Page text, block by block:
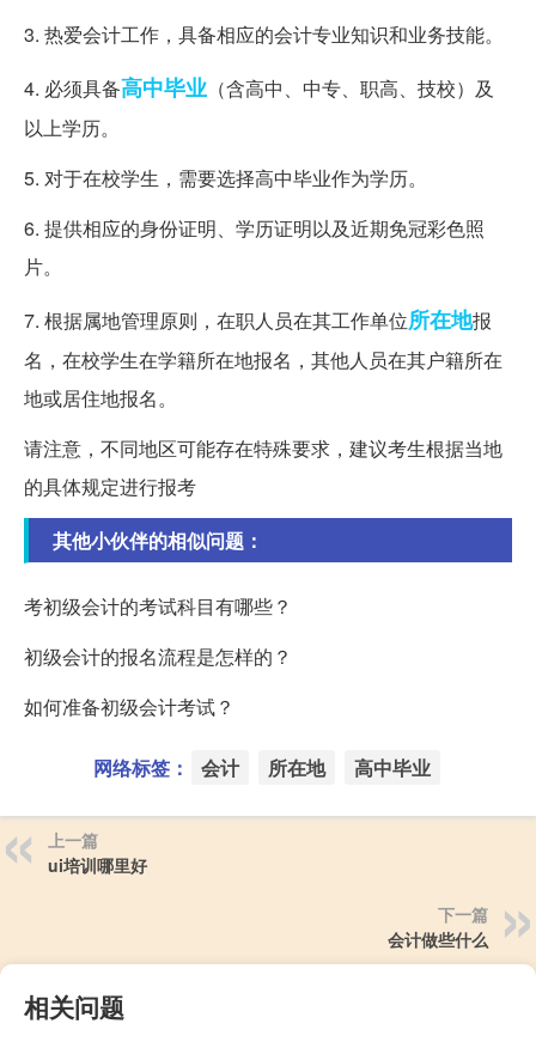
3. 热爱会计工作，具备相应的会计专业知识和业务技能。
4. 必须具备高中毕业 （含高中、中专、职高、技校）及
以上学历。
5. 对于在校学生，需要选择高中毕业作为学历。
6. 提供相应的身份证明、学历证明以及近期免冠彩色照
片。
7. 根据属地管理原则，在职人员在其工作单位所在地报
名，在校学生在学籍所在地报名，其他人员在其户籍所在
地或居住地报名。
请注意，不同地区可能存在特殊要求，建议考生根据当地
的具体规定进行报考
其他小伙伴的相似问题：
考初级会计的考试科目有哪些？
初级会计的报名流程是怎样的？
如何准备初级会计考试？
网络标签： 会计 所在地 高中毕业
上一篇
ui培训哪里好
下一篇
会计做些什么
相关问题